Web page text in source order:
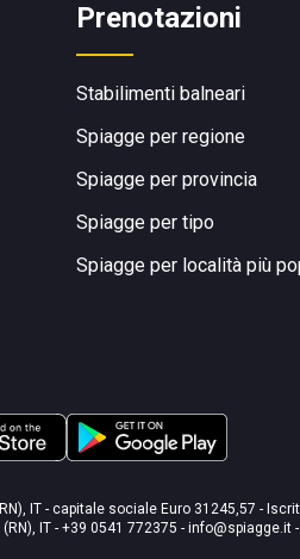
Prenotazioni
Stabilimenti balneari
Spiagge per regione
Spiagge per provincia
Spiagge per tipo
Spiagge per località più
IT - capitale sociale Euro 31245,57 -
IT - +39 0541 772375 - info@spiagge.it